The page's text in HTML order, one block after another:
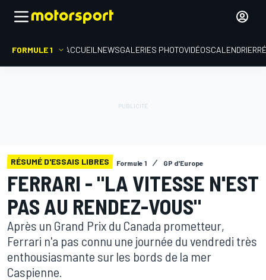
FORMULE 1 ACCUEIL NEWSGALERIES PHOTOVIDÉOSCALENDRIER
RÉSUMÉ D'ESSAIS LIBRES Formule 1 GP d'Europe
FERRARI - "LA VITESSE N'EST
PAS AU RENDEZ-VOUS"
Après un Grand Prix du Canada prometteur,
Ferrari n'a pas connu une journée du vendredi très
enthousiasmante sur les bords de la mer
Caspienne.